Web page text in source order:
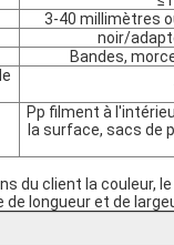
3-40 millimètres
noir/
Bandes,
Pp filment à
la surface, sacs de
du client la couleur,
de longueur et de